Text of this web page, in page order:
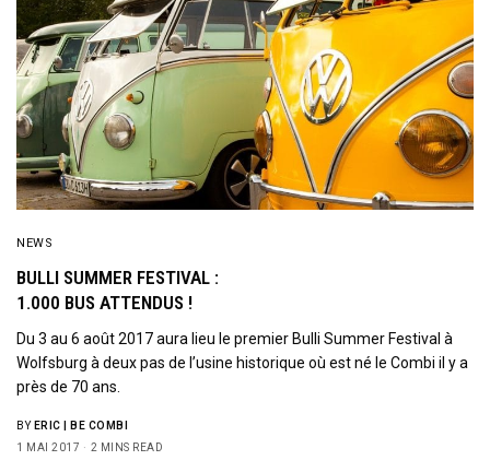
NEWS
BULLI SUMMER FESTIVAL :
1.000 BUS ATTENDUS !
Du 3 au 6 août 2017 aura lieu le premier Bulli Summer Festival à
Wolfsburg à deux pas de l’usine historique où est né le Combi il y a
près de 70 ans.
BY ERIC | BE COMBI
1 MAI 2017
2 MINS READ